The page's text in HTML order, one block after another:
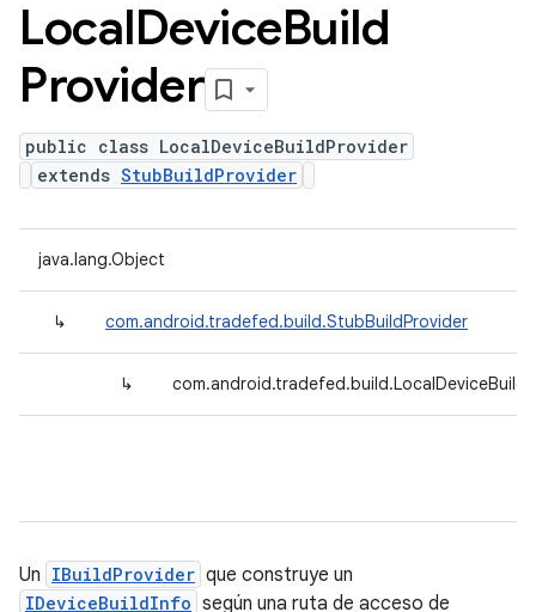
LocalDeviceBuild
Provider
public class LocalDeviceBuildProvider
extends StubBuildProvider
java.lang.Object
↳ com.android.tradefed.build.StubBuildProvider
↳
Un IBuildProvider que construye un
IDeviceBuildInfo según una ruta de acceso de